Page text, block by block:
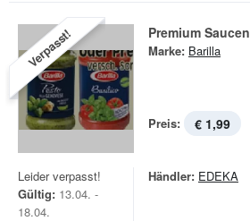
Verpasst! Premium Saucen
Marke: Barilla
Preis: € 1,99
Leider verpasst!
Gültig: 13.04. -
18.04.
Händler: EDEKA